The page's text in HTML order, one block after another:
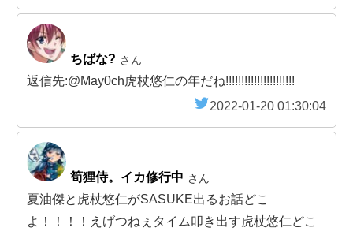
ちばな? さん
返信先:@May0ch虎杖悠仁の年だね!!!!!!!!!!!!!!!!!!!!!!
2022-01-20 01:30:04
筍狸侍。イカ修行中 さん
夏油傑と虎杖悠仁がSASUKE出るお話どこ
よ！！！！えげつねぇタイム叩き出す虎杖悠仁どこ